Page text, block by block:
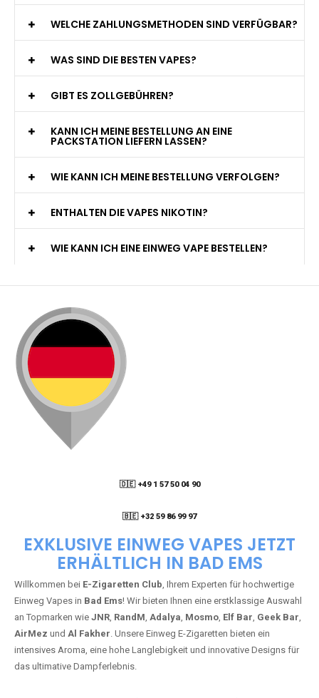
WELCHE ZAHLUNGSMETHODEN SIND VERFÜGBAR?
WAS SIND DIE BESTEN VAPES?
GIBT ES ZOLLGEBÜHREN?
KANN ICH MEINE BESTELLUNG AN EINE
PACKSTATION LIEFERN LASSEN?
WIE KANN ICH MEINE BESTELLUNG VERFOLGEN?
ENTHALTEN DIE VAPES NIKOTIN?
WIE KANN ICH EINE EINWEG VAPE BESTELLEN?
🇩🇪 +49 1 57 50 04 90
🇧🇪 +32 59 86 99 97
EXKLUSIVE EINWEG VAPES JETZT
ERHÄLTLICH IN BAD EMS
Willkommen bei E-Zigaretten Club, Ihrem Experten für hochwertige
Einweg Vapes in Bad Ems! Wir bieten Ihnen eine erstklassige Auswahl
an Topmarken wie JNR, RandM, Adalya, Mosmo, Elf Bar, Geek Bar,
AirMez und Al Fakher. Unsere Einweg E-Zigaretten bieten ein
intensives Aroma, eine hohe Langlebigkeit und innovative Designs für
das ultimative Dampferlebnis.